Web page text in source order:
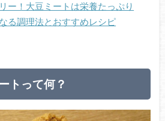
ー！大豆ミートは栄養たっぷり
る調理法とおすすめレシピ
トって何？